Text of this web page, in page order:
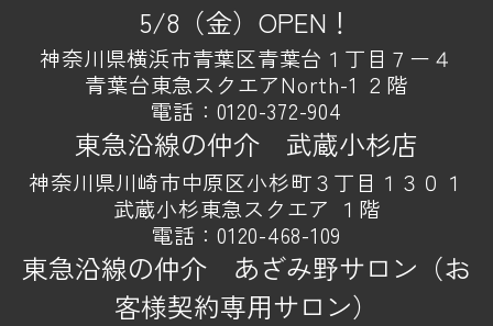
5/8（金）OPEN！
神奈川県横浜市青葉区青葉台１丁目７ー４
青葉台東急スクエアNorth-1 ２階
電話： 0120-372-904
東急沿線の仲介 武蔵小杉店
神奈川県川崎市中原区小杉町３丁目１３０１
武蔵小杉東急スクエア １階
電話：0120-468-109
東急沿線の仲介 あざみ野サロン（お
客様契約専用サロン）